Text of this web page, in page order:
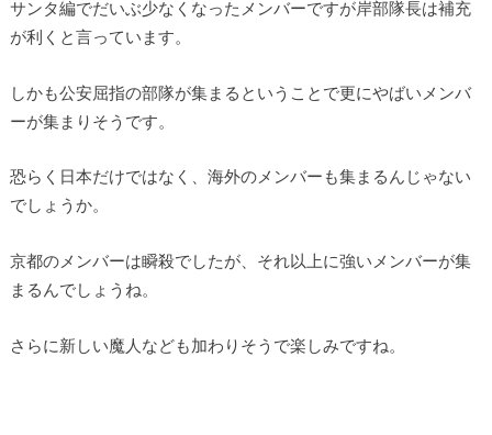
サンタ編でだいぶ少なくなったメンバーですが岸部隊長は補充
が利くと言っています。
しかも公安屈指の部隊が集まるということで更にやばいメンバ
ーが集まりそうです。
恐らく日本だけではなく、海外のメンバーも集まるんじゃない
でしょうか。
京都のメンバーは瞬殺でしたが、それ以上に強いメンバーが集
まるんでしょうね。
さらに新しい魔人なども加わりそうで楽しみですね。